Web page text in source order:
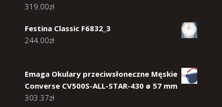
319.00zł
Festina Classic F6832_3
244.00zł
Emaga Okulary przeciwsłoneczne Męskie
Converse CV500S-ALL-STAR-430 ø 57 mm
303.37zł